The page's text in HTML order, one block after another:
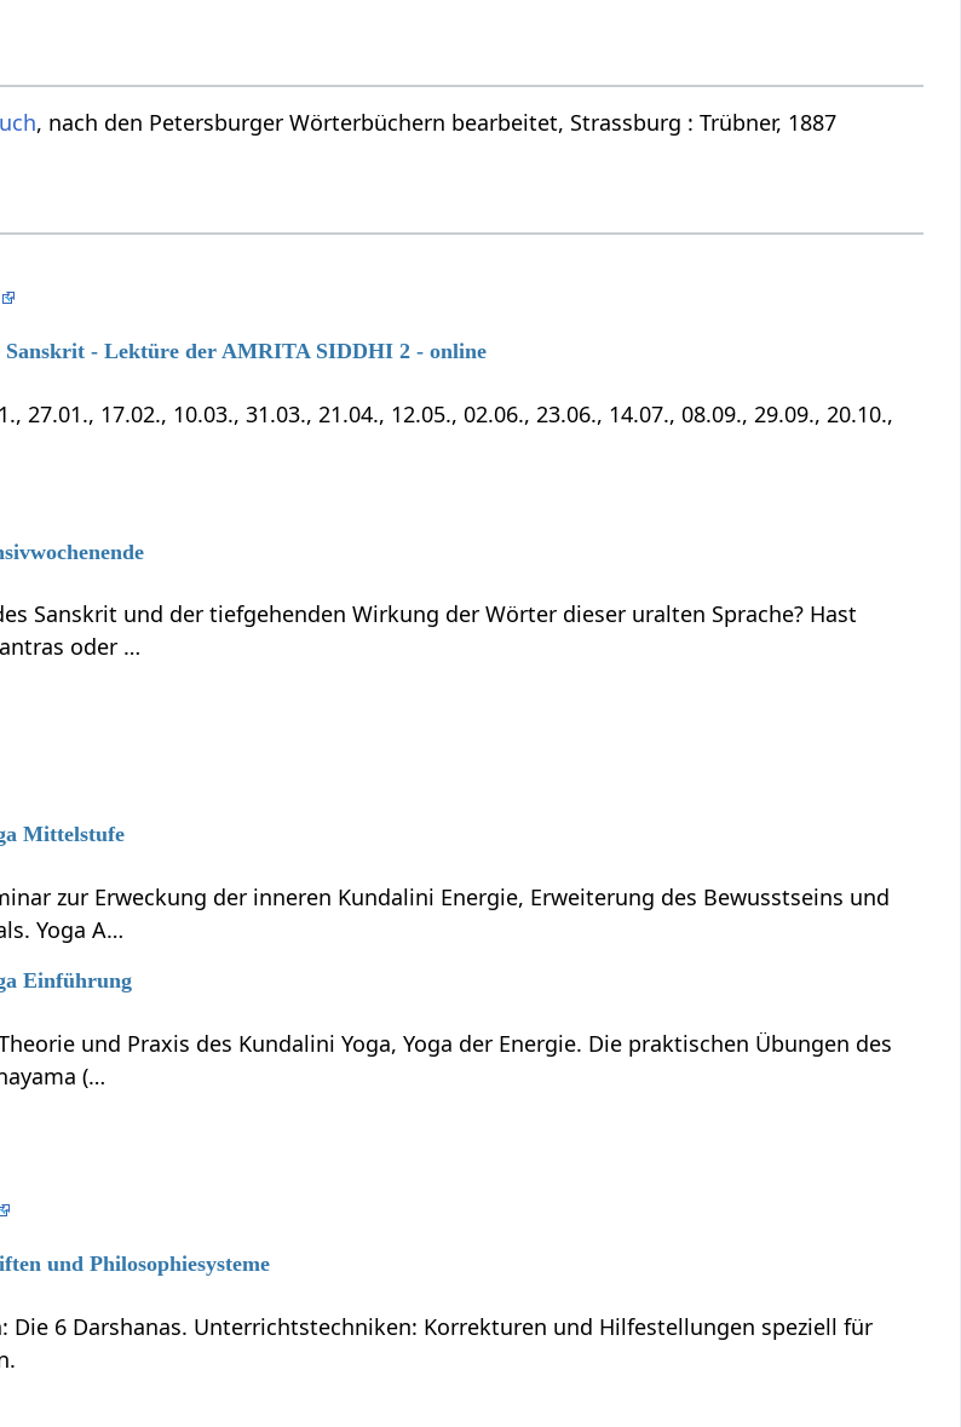
, nach den Petersburger Wörterbüchern bearbeitet, Strassburg : Trübner, 1887
Sanskrit - Lektüre der AMRITA SIDDHI 2 - online
27.01., 17.02., 10.03., 31.03., 21.04., 12.05., 02.06., 23.06., 14.07., 08.09., 29.09., 20.10.,
Sanskrit und der tiefgehenden Wirkung der Wörter dieser uralten Sprache? Hast
oder …
Mittelstufe
zur Erweckung der inneren Kundalini Energie, Erweiterung des Bewusstseins und
Yoga A…
Einführung
und Praxis des Kundalini Yoga, Yoga der Energie. Die praktischen Übungen des
(…
und Philosophiesysteme
Die 6 Darshanas. Unterrichtstechniken: Korrekturen und Hilfestellungen speziell für